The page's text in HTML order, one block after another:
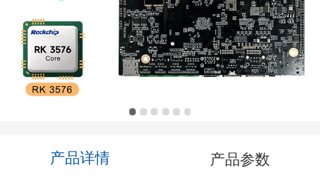
CZ-R207(RK3576) 智能安卓主板
产品详情 产品参数